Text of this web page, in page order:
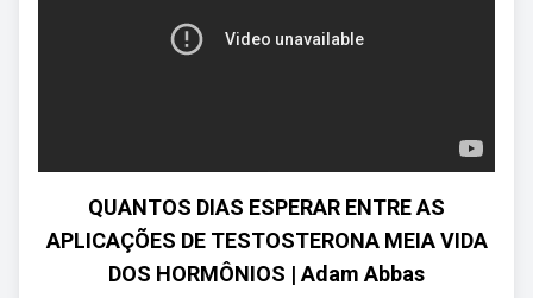
QUANTOS DIAS ESPERAR ENTRE AS
APLICAÇÕES DE TESTOSTERONA MEIA VIDA
DOS HORMÔNIOS | Adam Abbas